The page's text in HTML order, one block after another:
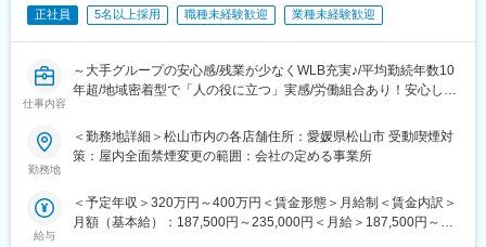
＜数字で見るレデイ薬局＞
・男女比＝5：5
・平均勤続年数：10.9年
・月平均残業時間：8.7時間
変更の範囲：会社の定める業務
「健康相談ができる身近な存在」を目指しています。
◎日々の接客を通じてお客様から直接「ありがとう」をもらえる
◎将来的には店長として、店舗・人・地域をまとめる立場を目指
せる
です。
■現場から店舗運営まで段階的に成長できる環境：
レジ・商品管理などの基礎業務からスタートし、将来的には店長
正社員 5名以上採用 職種未経験歓迎 業種未経験歓迎
仕事内容
～大手グループの安心感/残業が少なくWLB充実♪/平均勤続年数10
年超/地域密着型で「人の役に立つ」実感/労働組合あり！安心して
■仕事内容：
まずは、レジ業務や商品管理などの基礎業務からスタートし、店
舗運営の基本を学んでいただきます。
勤務地
＜勤務地詳細＞松山市内の各店舗住所：愛媛県松山市 受動喫煙対
策：屋内全面禁煙変更の範囲：会社の定める事業所
給与
＜予定年収＞320万円～400万円＜賃金形態＞月給制＜賃金内訳＞
月額（基本給）：187,500円～235,000円＜月給＞187,500円～